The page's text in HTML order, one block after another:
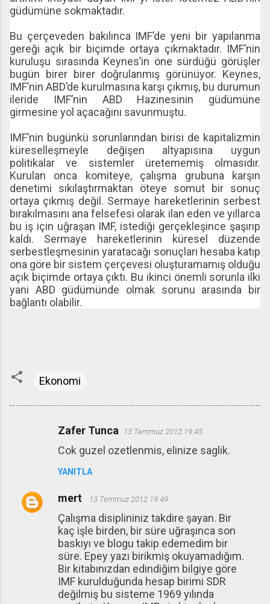
güdümüne sokmaktadır.
Bu çerçeveden bakılınca IMF’de yeni bir yapılanma
gereği açık bir biçimde ortaya çıkmaktadır. IMF’nin
kuruluşu sırasında Keynes’in öne sürdüğü görüşler
bugün birer birer doğrulanmış görünüyor. Keynes,
IMF’nin ABD’de kurulmasına karşı çıkmış, bu durumun
ileride IMF’nin ABD Hazinesinin güdümüne
girmesine yol açacağını savunmuştu.
IMF’nin bugünkü sorunlarından birisi de kapitalizmin
küreselleşmeyle değişen altyapısına uygun
politikalar ve sistemler üretememiş olmasıdır.
Kurulan onca komiteye, çalışma grubuna karşın
denetimi sıkılaştırmaktan öteye somut bir sonuç
ortaya çıkmış değil. Sermaye hareketlerinin serbest
bırakılmasını ana felsefesi olarak ilan eden ve yıllarca
bu iş için uğraşan IMF, istediği gerçekleşince şaşırıp
kaldı. Sermaye hareketlerinin küresel düzende
serbestleşmesinin yaratacağı sonuçları hesaba katıp
ona göre bir sistem çerçevesi oluşturamamış olduğu
açık biçimde ortaya çıktı. Bu ikinci önemli sorunla ilki
yani ABD güdümünde olmak sorunu arasında bir
bağlantı olabilir.
Ekonomi
m
Zafer Tunca 13 Temmuz 2012 19:45
Cok guzel ozetlenmis, elinize saglik.
YANITLA
mert 13 Temmuz 2012 19:49
Çalışma disiplininiz takdire şayan. Bir
kaç işle birden, bir süre uğraşınca son
baskıyı ve blogu takip edemedim bir
süre. Epey yazı birikmiş okuyamadığım.
Bir kitabınızdan edindiğim bilgiye göre
IMF kurulduğunda hesap birimi SDR
değilmiş bu sisteme 1969 yılında